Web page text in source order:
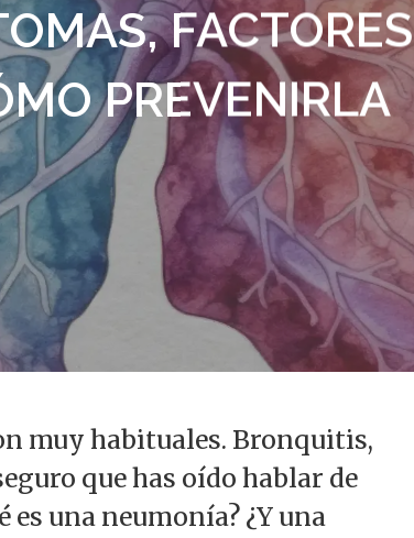
PREVENIRLA
muy habituales. Bronquitis,
que has oído hablar de
es una neumonía? ¿Y una